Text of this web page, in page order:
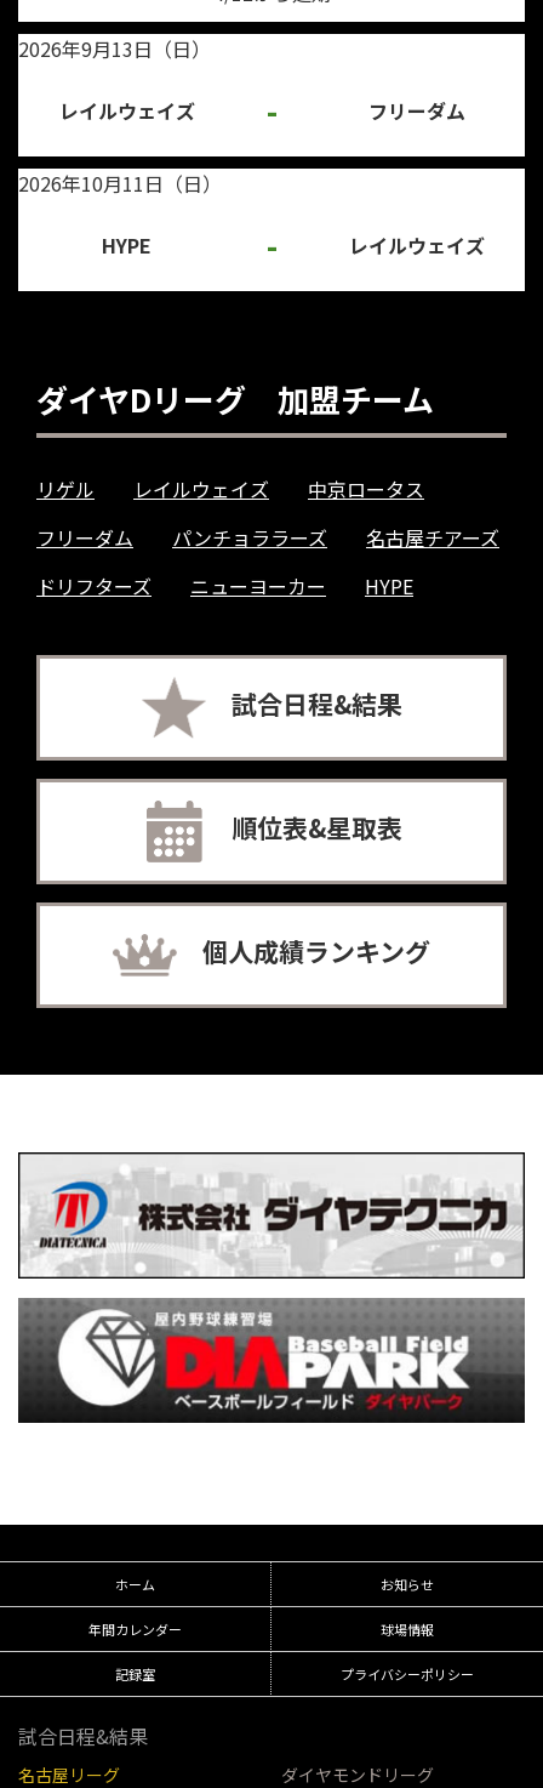
2026年9月13日（日）
レイルウェイズ - フリーダム
2026年10月11日（日）
HYPE - レイルウェイズ
ダイヤDリーグ 加盟チーム
リゲル レイルウェイズ
中京ロータス
フリーダム
パンチョララーズ
名古屋チアーズ
ドリフターズ
ニューヨーカー HYPE
試合日程&結果
順位表&星取表
個人成績ランキング
ホーム お知らせ
年間カレンダー 球場情報
記録室 プライバシーポリシー
試合日程&結果
名古屋リーグ
ダイヤモンドリーグ